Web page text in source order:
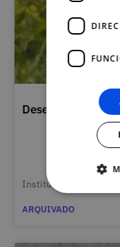
Desenvolvimento
Instituto Politécnico de
ARQUIVADO